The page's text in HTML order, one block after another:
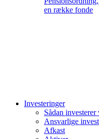
en række fonde
Investeringer
Sådan investerer
Ansvarlige
Afkast